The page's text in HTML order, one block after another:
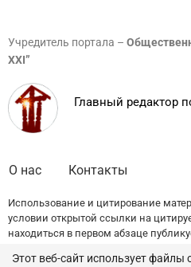
Учредитель портала –
XXI”
Главный редактор
О нас Контакты
Использование и цитирование
условии открытой ссылки на
находиться в первом абзаце
Этот веб-сайт использует